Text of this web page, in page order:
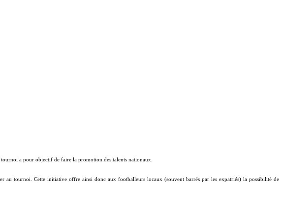
a pour objectif de faire la promotion des talents nationaux.
au tournoi. Cette initiative offre ainsi donc aux footballeurs locaux (souvent barrés par les expatriés) la possibilité de